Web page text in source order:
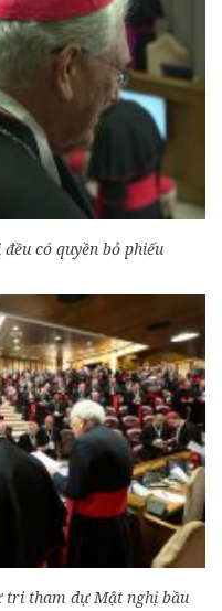
có quyền bỏ phiếu
tri tham dự Mật nghị bầu